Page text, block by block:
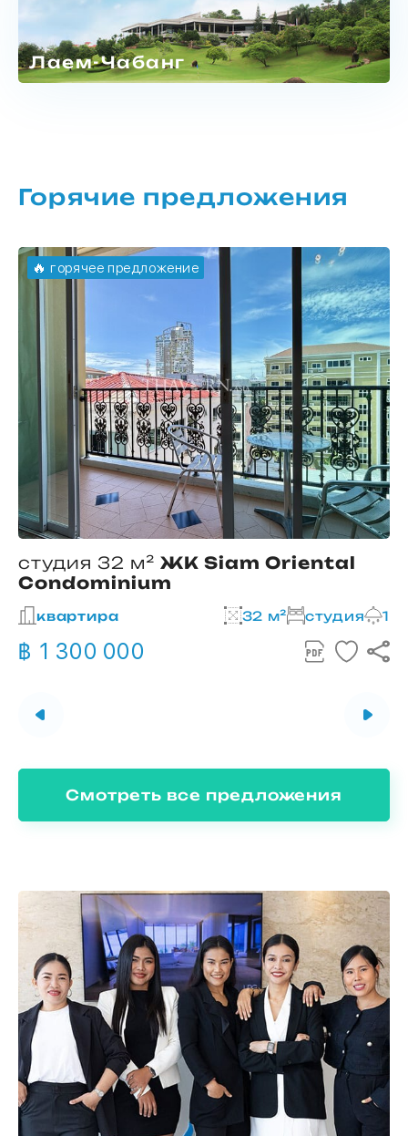
Лаем-Чабанг
Горячие предложения
🔥 горячее предложение
студия 32 м² ЖК Siam Oriental
Condominium
квартира 32 м² студия 1
฿ 1 300 000
Смотреть все предложения